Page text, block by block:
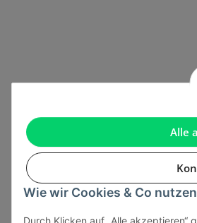
Alle
Wie wir Cookies & Co nutzen
Durch Klicken auf „Alle